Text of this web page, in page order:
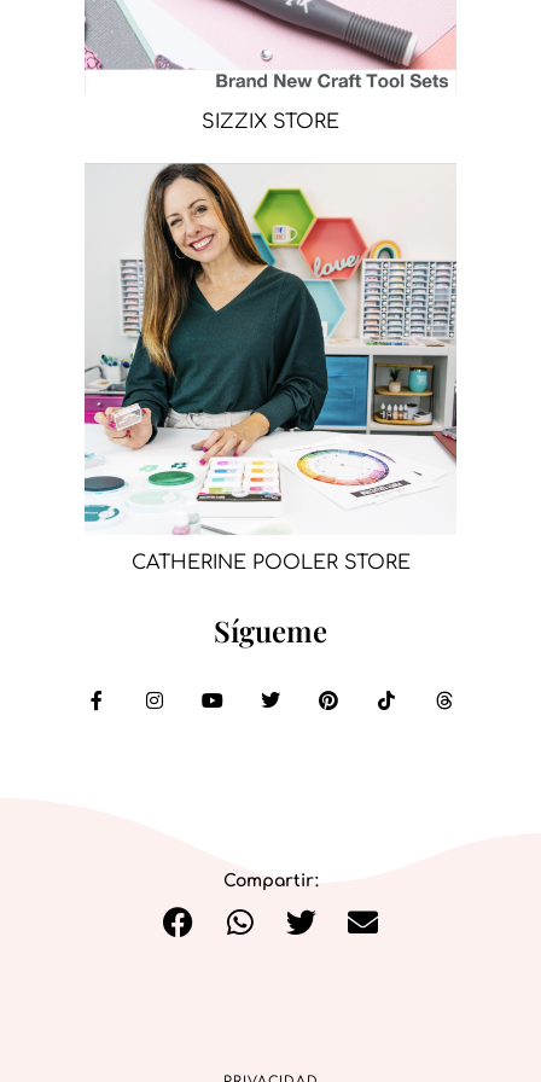
SIZZIX STORE
CATHERINE POOLER STORE
Sígueme
Compartir: